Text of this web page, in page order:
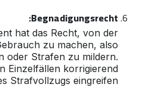
Begnadigungsrecht:
hat das Recht, von der
zu machen, also
oder Strafen zu mildern.
Einzelfällen korrigierend
Strafvollzugs eingreifen.